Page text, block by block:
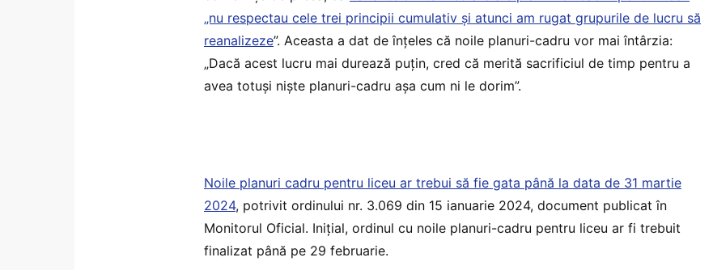
„nu respectau cele trei principii cumulativ și atunci am rugat grupurile de lucru să
reanalizeze”. Aceasta a dat de înțeles că noile planuri-cadru vor mai întârzia:
„Dacă acest lucru mai durează puțin, cred că merită sacrificiul de timp pentru a
avea totuși niște planuri-cadru așa cum ni le dorim”.
Noile planuri cadru pentru liceu ar trebui să fie gata până la data de 31 martie
2024, potrivit ordinului nr. 3.069 din 15 ianuarie 2024, document publicat în
Monitorul Oficial. Inițial, ordinul cu noile planuri-cadru pentru liceu ar fi trebuit
finalizat până pe 29 februarie.